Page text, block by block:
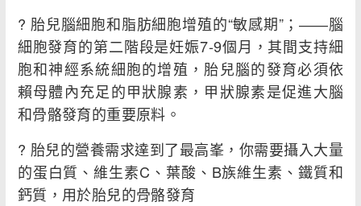
? 胎兒腦細胞和脂肪細胞增殖的“敏感期”；――腦
細胞發育的第二階段是妊娠7-9個月，其間支持細
胞和神經系統細胞的增殖，胎兒腦的發育必須依
賴母體內充足的甲狀腺素，甲狀腺素是促進大腦
和骨骼發育的重要原料。
? 胎兒的營養需求達到了最高峯，你需要攝入大量
的蛋白質、維生素C、葉酸、B族維生素、鐵質和
鈣質，用於胎兒的骨骼發育